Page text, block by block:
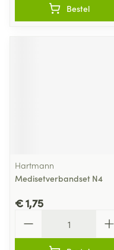
Bestel
Hartmann
Medisetverbandset N4
€ 1,75